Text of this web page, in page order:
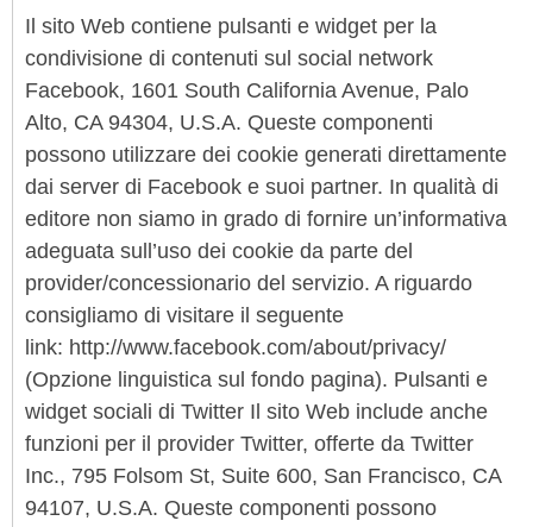
Il sito Web contiene pulsanti e widget per la
condivisione di contenuti sul social network
Facebook, 1601 South California Avenue, Palo
Alto, CA 94304, U.S.A. Queste componenti
possono utilizzare dei cookie generati direttamente
dai server di Facebook e suoi partner. In qualità di
editore non siamo in grado di fornire un’informativa
adeguata sull’uso dei cookie da parte del
provider/concessionario del servizio. A riguardo
consigliamo di visitare il seguente
link: http://www.facebook.com/about/privacy/
(Opzione linguistica sul fondo pagina). Pulsanti e
widget sociali di Twitter Il sito Web include anche
funzioni per il provider Twitter, offerte da Twitter
Inc., 795 Folsom St, Suite 600, San Francisco, CA
94107, U.S.A. Queste componenti possono